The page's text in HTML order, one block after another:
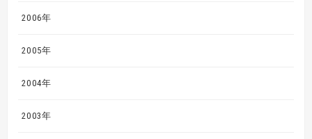
2006年
2005年
2004年
2003年